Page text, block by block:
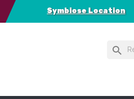
Symbiose Location
search